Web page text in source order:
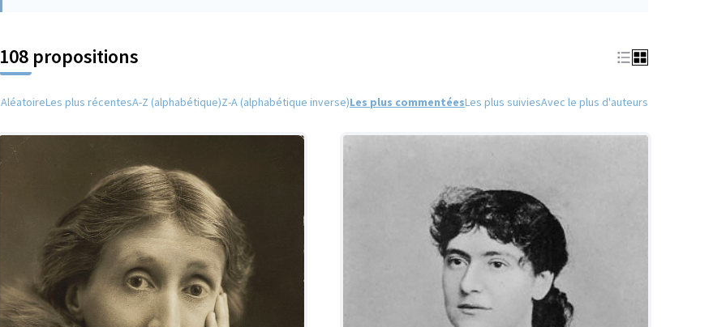
108 propositions
AléatoireLes plus récentesA-Z (alphabétique)Z-A (alphabétique inverse)Les plus commentéesLes plus suiviesAvec le plus d'auteurs